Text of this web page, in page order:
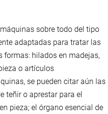
sobre todo del tipo
adaptadas para tratar las
formas: hilados en madejas,
o artículos
se pueden citar aún las
teñir o aprestar para el
pieza; el órgano esencial de